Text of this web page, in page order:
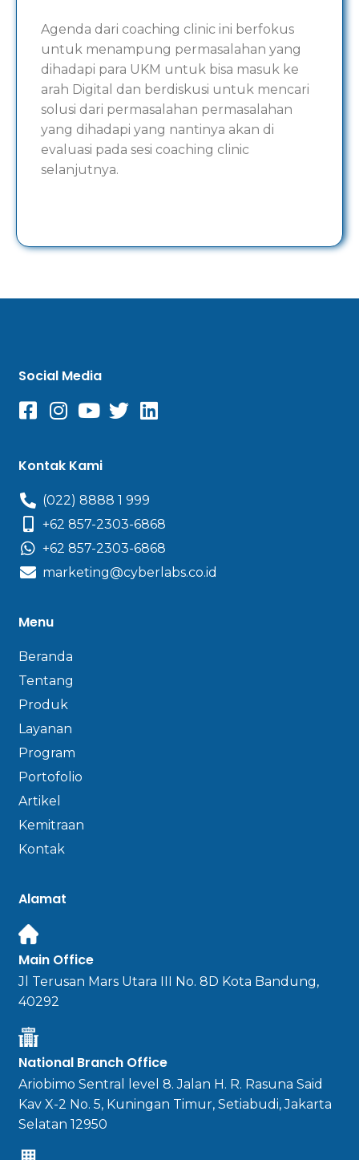
Agenda dari coaching clinic ini berfokus
untuk menampung permasalahan yang
dihadapi para UKM untuk bisa masuk ke
arah Digital dan berdiskusi untuk mencari
solusi dari permasalahan permasalahan
yang dihadapi yang nantinya akan di
evaluasi pada sesi coaching clinic
selanjutnya.
Social Media
Kontak Kami
(022) 8888 1 999
+62 857-2303-6868
+62 857-2303-6868
marketing@cyberlabs.co.id
Menu
Beranda
Tentang
Produk
Layanan
Program
Portofolio
Artikel
Kemitraan
Kontak
Alamat
Main Office
Jl Terusan Mars Utara III No. 8D Kota Bandung,
40292
National Branch Office
Ariobimo Sentral level 8. Jalan H. R. Rasuna Said
Kav X-2 No. 5, Kuningan Timur, Setiabudi, Jakarta
Selatan 12950